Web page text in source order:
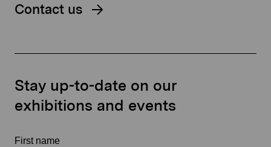
Contact us
Stay up-to-date on our
exhibitions and events
First name